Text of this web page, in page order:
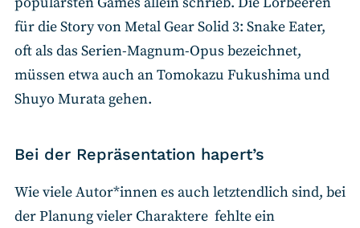
für die Story von Metal Gear Solid 3: Snake Eater,
oft als das Serien-Magnum-Opus bezeichnet,
müssen etwa auch an Tomokazu Fukushima und
Shuyo Murata gehen.
Bei der Repräsentation hapert’s
Wie viele Autor*innen es auch letztendlich sind, bei
der Planung vieler Charaktere fehlte ein